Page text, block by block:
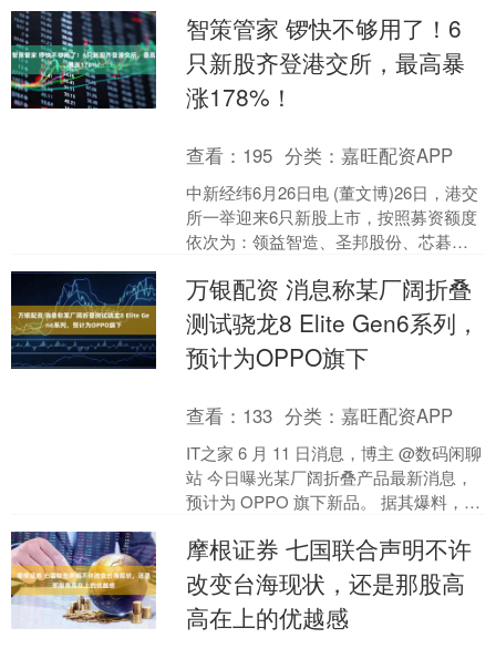
人民政府副镇长。 东莞....
智策管家 锣快不够用了！6
只新股齐登港交所，最高暴
涨178%！
查看： 195 分类：嘉旺配资APP
中新经纬6月26日电 (董文博)26日，港交
所一举迎来6只新股上市，按照募资额度
依次为：领益智造、圣邦股份、芯碁微
歌、....
万银配资 消息称某厂阔折叠
测试骁龙8 Elite Gen6系列，
预计为OPPO旗下
查看： 133 分类：嘉旺配资APP
IT之家 6 月 11 日消息，博主 @数码闲聊
站 今日曝光某厂阔折叠产品最新消息，
预计为 OPPO 旗下新品。 据其爆料，该
摩根证券 七国联合声明不许
改变台海现状，还是那股高
高在上的优越感